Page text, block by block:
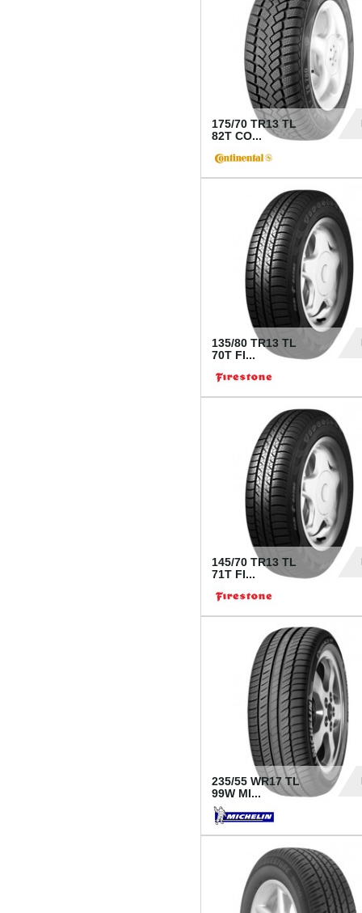
175/70 TR13 TL
82T CO...
135/80 TR13 TL
70T FI...
145/70 TR13 TL
71T FI...
235/55 WR17 TL
99W MI...